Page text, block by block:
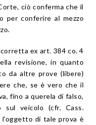
ciò conferma che il
conferire al mezzo
ex art. 384 co. 4
revisione, in quanto
da altre prove (libere)
che, se è vero che il
fino a querela di falso,
sul veicolo (cfr. Cass.
di tale prova è